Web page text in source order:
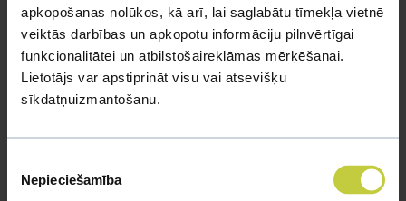
apkopošanas nolūkos, kā arī, lai saglabātu tīmekļa vietnē
veiktās darbības un apkopotu informāciju pilnvērtīgai
funkcionalitātei un atbilstošaireklāmas mērķēšanai.
Lietotājs var apstiprināt visu vai atsevišķu
sīkdatņuizmantošanu.
izvēle
Nepieciešamība
relevance of the
advertisements
on the website.
_ttp [x2] TikTok
Used by the